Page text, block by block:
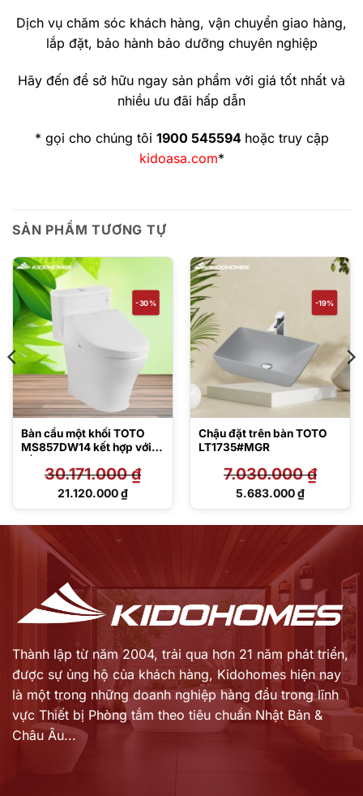
Dịch vụ chăm sóc khách hàng, vận chuyển giao hàng,
lắp đặt, bảo hành bảo dưỡng chuyên nghiệp
Hãy đến để sở hữu ngay sản phẩm với giá tốt nhất và
nhiều ưu đãi hấp dẫn
* gọi cho chúng tôi 1900 545594 hoặc truy cập
kidoasa.com*
SẢN PHẨM TƯƠNG TỰ
-30%
Bàn cầu một khối TOTO
MS857DW14 kết hợp với
C5 – TCF24410AAA
(220V)
30.171.000₫
Giá
21.120.000₫
Giá
-19%
Chậu đặt trên bàn TOTO
LT1735#MGR
7.030.000₫
Giá
7.030.000 ₫.
5.683.000₫
Giá
5.683.000 ₫.
Thành lập từ năm 2004, trải qua hơn 21 năm phát triển,
được sự ủng hộ của khách hàng, Kidohomes hiện nay
là một trong những doanh nghiệp hàng đầu trong lĩnh
vực Thiết bị Phòng tắm theo tiêu chuẩn Nhật Bản &
Châu Âu...